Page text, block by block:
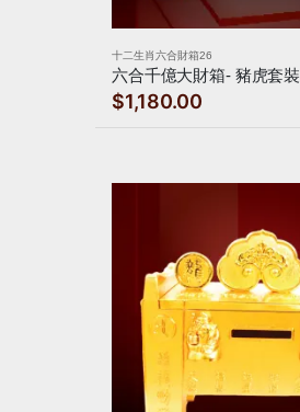
十二生肖六合財箱26
六合千億大財箱- 豬虎套裝
$1,180.00